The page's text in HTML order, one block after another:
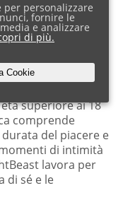
adulti
Dichiarano che
più affidabili per il
Il prodotto è
come
è valida per ogni
superiore ai 18
comprende
del piacere e
di intimità
lavora per
di sé e le
per personalizzare
fornire le
e analizzare
di più.
Cookie